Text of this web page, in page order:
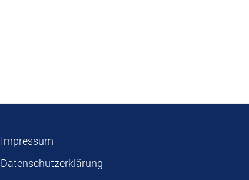
Impressum
Datenschutzerklärung